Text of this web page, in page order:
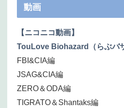
動画
【ニコニコ動画】
TouLove Biohazard（らぶバ
FBI&CIA編
JSAG&CIA編
ZERO＆ODA編
TIGRATO＆Shantaks編